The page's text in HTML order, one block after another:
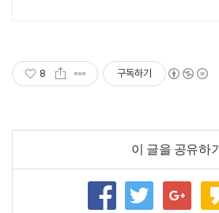
8 구독하기
이 글을 공유하기